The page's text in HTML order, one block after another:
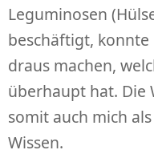
Leguminosen
beschäftigt,
draus machen,
überhaupt hat.
somit auch mich
Wissen.